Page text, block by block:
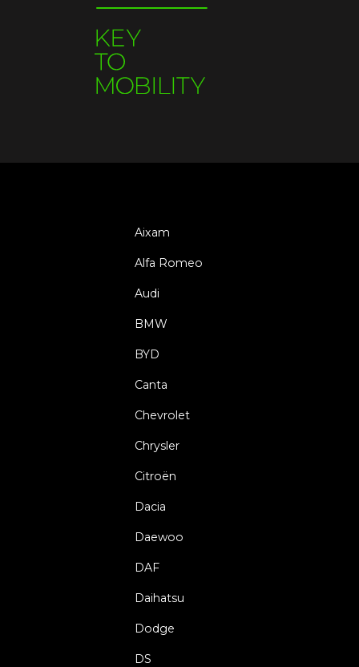
Aixam
Alfa Romeo
Audi
BMW
BYD
Canta
Chevrolet
Chrysler
Citroën
Dacia
Daewoo
DAF
Daihatsu
Dodge
DS